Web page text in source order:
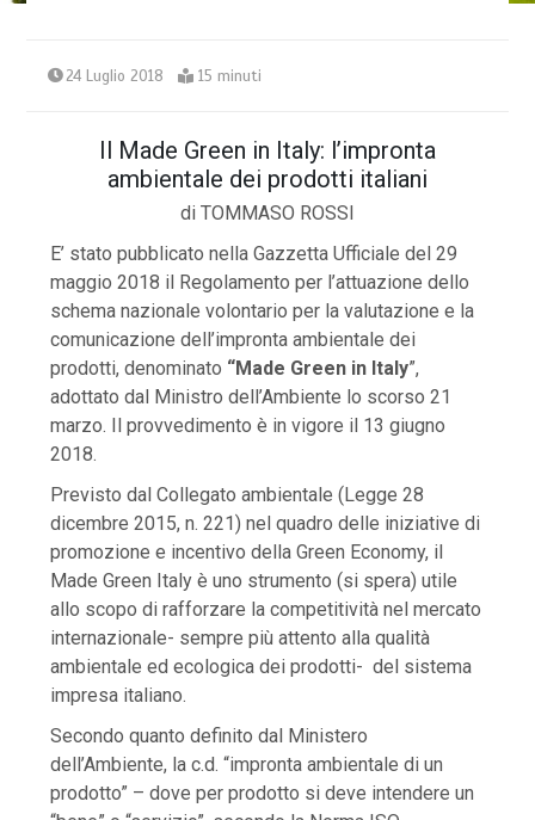
24 Luglio 2018 15 minuti
Il Made Green in Italy: l’impronta
ambientale dei prodotti italiani
di TOMMASO ROSSI
E’ stato pubblicato nella Gazzetta Ufficiale del 29
maggio 2018 il Regolamento per l’attuazione dello
schema nazionale volontario per la valutazione e la
comunicazione dell’impronta ambientale dei
prodotti, denominato “Made Green in Italy”,
adottato dal Ministro dell’Ambiente lo scorso 21
marzo. Il provvedimento è in vigore il 13 giugno
2018.
Previsto dal Collegato ambientale (Legge 28
dicembre 2015, n. 221) nel quadro delle iniziative di
promozione e incentivo della Green Economy, il
Made Green Italy è uno strumento (si spera) utile
allo scopo di rafforzare la competitività nel mercato
internazionale- sempre più attento alla qualità
ambientale ed ecologica dei prodotti- del sistema
impresa italiano.
Secondo quanto definito dal Ministero
dell’Ambiente, la c.d. “impronta ambientale di un
prodotto” – dove per prodotto si deve intendere un